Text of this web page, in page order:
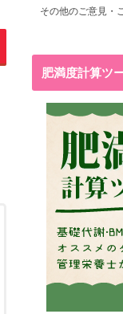
その他のご意見・
肥満度計算ツ